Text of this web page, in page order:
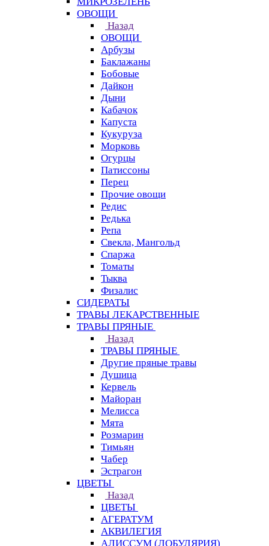
ОВОЩИ
Назад
ОВОЩИ
Арбузы
Баклажаны
Бобовые
Дайкон
Дыни
Кабачок
Капуста
Кукуруза
Морковь
Огурцы
Патиссоны
Перец
Прочие овощи
Редис
Редька
Репа
Свекла, Мангольд
Спаржа
Томаты
Тыква
Физалис
СИДЕРАТЫ
ТРАВЫ ЛЕКАРСТВЕННЫЕ
ТРАВЫ ПРЯНЫЕ
Назад
ТРАВЫ ПРЯНЫЕ
Другие пряные травы
Душица
Кервель
Майоран
Мелисса
Мята
Розмарин
Тимьян
Чабер
Эстрагон
ЦВЕТЫ
Назад
ЦВЕТЫ
АГЕРАТУМ
АКВИЛЕГИЯ
АЛИССУМ (ЛОБУЛЯРИЯ)